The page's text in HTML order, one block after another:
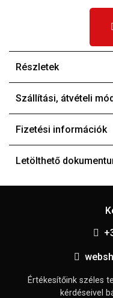
Részletek
Szállítási, átvételi
Fizetési információk
Letölthető
Értékesítőink széles
kérdéseivel